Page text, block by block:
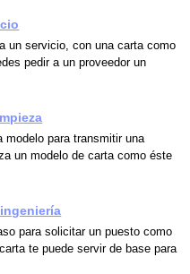
un servicio, con una carta como
pedir a un proveedor un
para transmitir una
un modelo de carta como éste
para solicitar un puesto como
te puede servir de base para